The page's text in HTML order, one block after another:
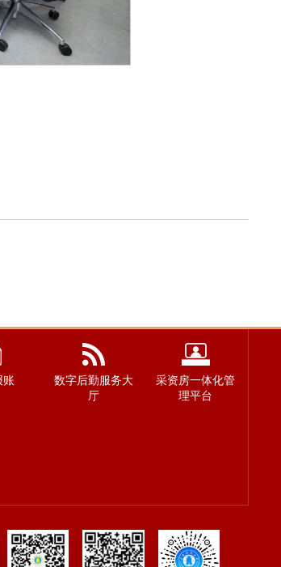
账
数字后勤服务大
厅
采资房一体化管
理平台